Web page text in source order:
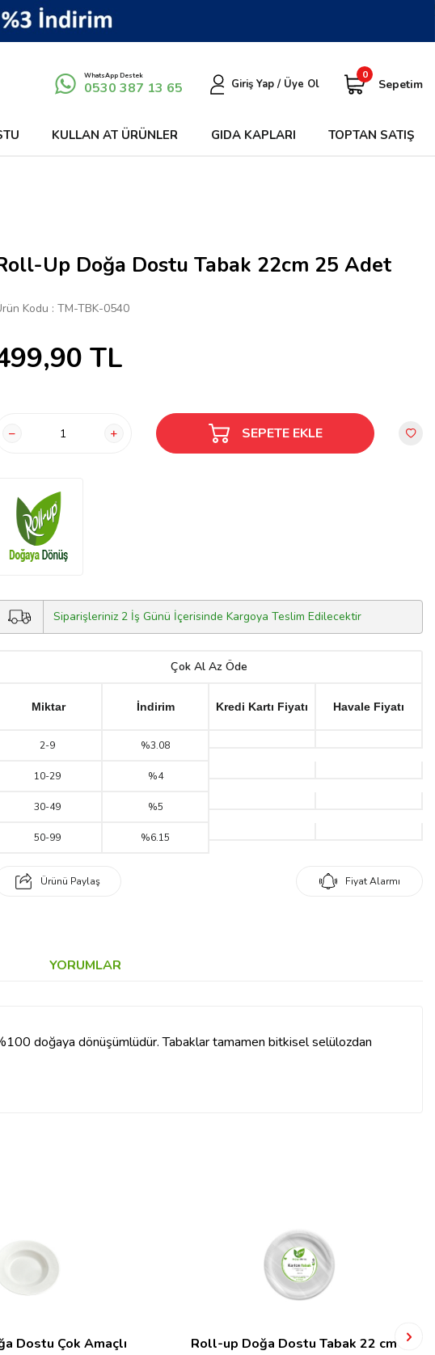
WhatsApp Destek
0530 387 13 65 Giriş Yap / Üye Ol
0
Sepetim
KULLAN AT ÜRÜNLER GIDA KAPLARI TOPTAN SATIŞ
Up Doğa Dostu Tabak 22cm 25 Adet
Kodu : TM-TBK-0540
TL
SEPETE EKLE
Siparişleriniz 2 İş Günü İçerisinde Kargoya Teslim Edilecektir
Çok Al Az Öde
Miktar İndirim Kredi Kartı Fiyatı Havale Fiyatı
2-9 %3.08
10-29 %4
30-49 %5
50-99 %6.15
Ürünü Paylaş Fiyat Alarmı
YORUMLAR
doğaya dönüşümlüdür. Tabaklar tamamen bitkisel selülozdan
Dostu Çok Amaçlı
Roll-up Doğa Dostu Tabak 22 cm 6